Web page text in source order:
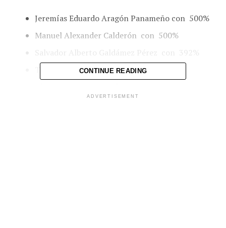
Jeremías Eduardo Aragón Panameño con 500%
Manuel Alexander Calderón con 500%
Tony Edwin Olmedo Bernald con 229%
CONTINUE READING
ADVERTISEMENT